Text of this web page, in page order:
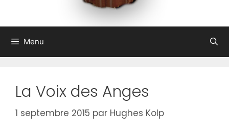
Menu
La Voix des Anges
1 septembre 2015 par Hughes Kolp